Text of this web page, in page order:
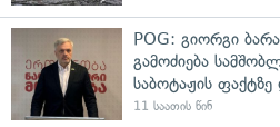
POG: გიორგი
გამოძიება
საბოტაჟის ფაქტზე
11 საათის წინ